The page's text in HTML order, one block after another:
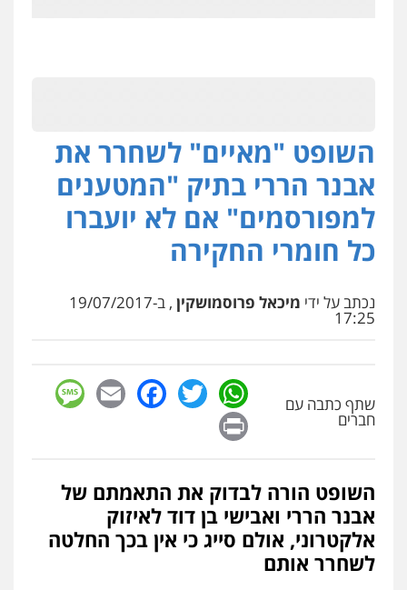
השופט "מאיים" לשחרר את
אבנר הררי בתיק "המטענים
למפורסמים" אם לא יועברו
כל חומרי החקירה
נכתב על ידי מיכאל פרוסמושקין , ב-19/07/2017
17:25
שתף כתבה עם
חברים
WhatsApp
Twitter
Facebook
Email
השופט הורה לבדוק את התאמתם של
אבנר הררי ואבישי בן דוד לאיזוק
אלקטרוני, אולם סייג כי אין בכך החלטה
לשחרר אותם